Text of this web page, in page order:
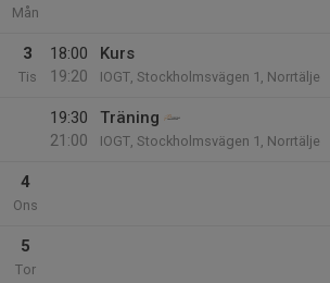
Mån
3
Tis
18:00
19:20
Kurs
IOGT, Stockholmsvägen 1, Norrtälje
19:30
21:00
Träning
IOGT, Stockholmsvägen 1, Norrtälje
4
Ons
5
Tor